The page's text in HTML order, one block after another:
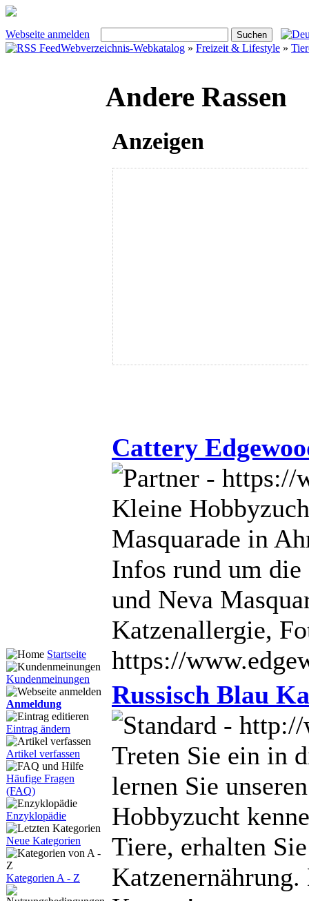
Webseite anmelden
Webverzeichnis-Webkatalog » Freizeit & Lifestyle »
Startseite
Kundenmeinungen
Anmeldung
Eintrag ändern
Artikel verfassen
Häufige Fragen
(FAQ)
Enzyklopädie
Neue Kategorien
Kategorien A - Z
Andere Rassen
Anzeigen
Cattery
Kleine
Masquarade in
Infos rund um
und Neva
Katzenallergie,
https://
Russisch Blau
Treten Sie ein in
lernen Sie
Hobbyzucht
Tiere, erhalten